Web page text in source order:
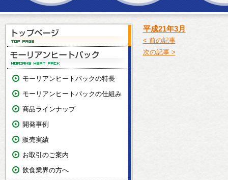
モーリアンヒートパックの特長
モーリアンヒートパックの仕組み
商品ラインナップ
開発事例
販売実績
お取引のご案内
飲食業界の方へ
平成21年3月
< 前の記事
次の記事 >